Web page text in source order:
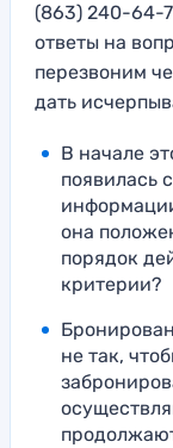
(863) 240-64-
ответы на
перезвоним
дать
В начале
появилась
она
порядок
критерии?
не так,